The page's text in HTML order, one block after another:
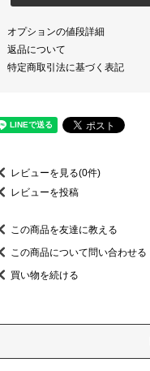
オプションの値段詳細
返品について
特定商取引法に基づく表記
レビューを見る(0件)
レビューを投稿
この商品を友達に教える
この商品について問い合わせる
買い物を続ける